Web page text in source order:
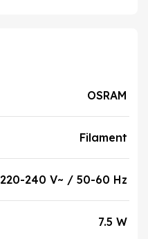
OSRAM
Filament
220-240 V~ / 50-60 Hz
7.5 W